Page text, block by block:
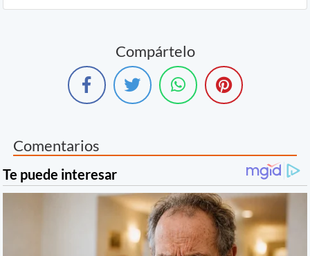
Compártelo
Comentarios